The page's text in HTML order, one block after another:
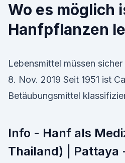
Wo es möglich
Hanfpflanzen
Lebensmittel müssen
8. Nov. 2019 Seit 1951 ist
Betäubungsmittel
Info - Hanf als
Thailand) | Pattaya